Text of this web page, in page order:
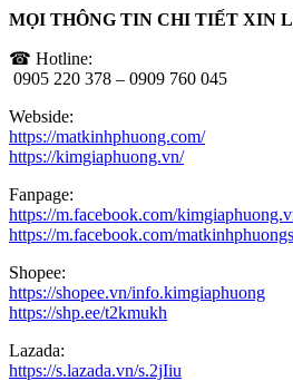
MỌI THÔNG TIN CHI TIẾT XIN
☎ Hotline:
0905 220 378 – 0909 760 045
Webside:
https://matkinhphuong.com/
https://kimgiaphuong.vn/
Fanpage:
https://m.facebook.com/
https://m.facebook.com/
Shopee:
https://shopee.vn/info.kimgiaphuong
https://shp.ee/t2kmukh
Lazada:
https://s.lazada.vn/s.2jIiu